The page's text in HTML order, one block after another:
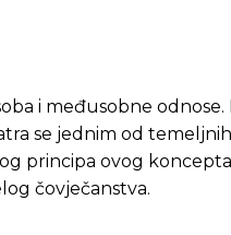
i međusobne odnose.
se jednim od
principa ovog koncepta
čovječanstva.